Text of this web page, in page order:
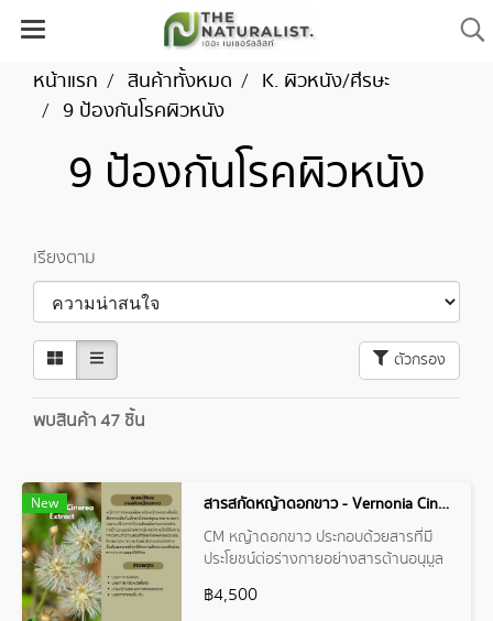
หน้าแรก สินค้าทั้งหมด
K. ผิวหนัง/ศีรษะ
9 ป้องกันโรคผิวหนัง
9 ป้องกันโรคผิวหนัง
เรียงตาม
ตัวกรอง
พบสินค้า 47 ชิ้น
New
สารสกัดหญ้าดอกขาว - Vernonia Cinerea Extract
CM หญ้าดอกขาว ประกอบด้วยสารที่มี
ประโยชน์ต่อร่างกายอย่างสารต้านอนุมูล
ขานว่ามีคุณสมบัติรักษาโรคหลายชนิด
฿4,500